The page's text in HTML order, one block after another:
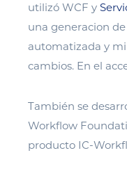
utilizó WCF y
una generacion
automatizada y
cambios. En el
También se
Workflow
producto IC-